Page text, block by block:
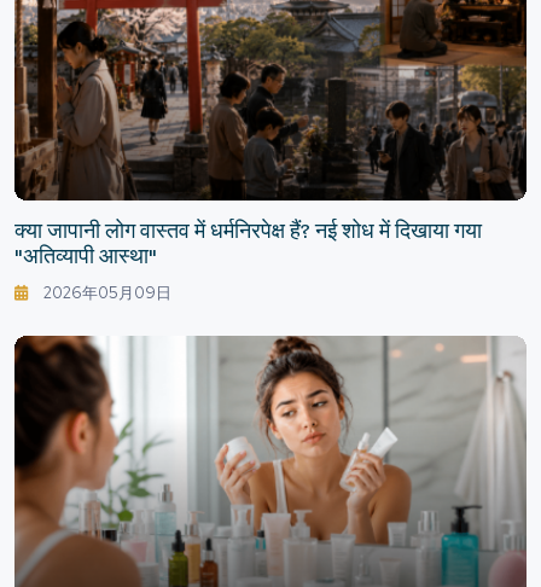
क्या जापानी लोग वास्तव में धर्मनिरपेक्ष हैं? नई शोध में दिखाया गया
"अतिव्यापी आस्था"
2026年05月09日